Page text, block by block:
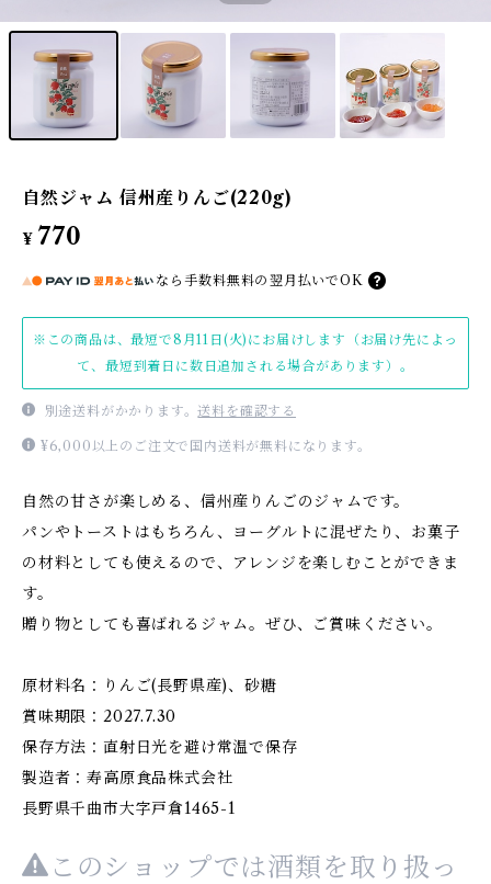
自然ジャム 信州産りんご(220g)
¥ 770
なら 手数料無料の 翌月払いでOK
※この商品は、最短で8月11日(火)にお届けします（お届け先によっ
て、最短到着日に数日追加される場合があります）。
別途送料がかかります。送料を確認する
¥6,000以上のご注文で国内送料が無料になります。
自然の甘さが楽しめる、信州産りんごのジャムです。
パンやトーストはもちろん、ヨーグルトに混ぜたり、お菓子
の材料としても使えるので、アレンジを楽しむことができま
す。
贈り物としても喜ばれるジャム。ぜひ、ご賞味ください。
原材料名：りんご(長野県産)、砂糖
賞味期限：2027.7.30
保存方法：直射日光を避け常温で保存
製造者：寿高原食品株式会社
長野県千曲市大字戸倉1465-1
このショップでは酒類を取り扱っ